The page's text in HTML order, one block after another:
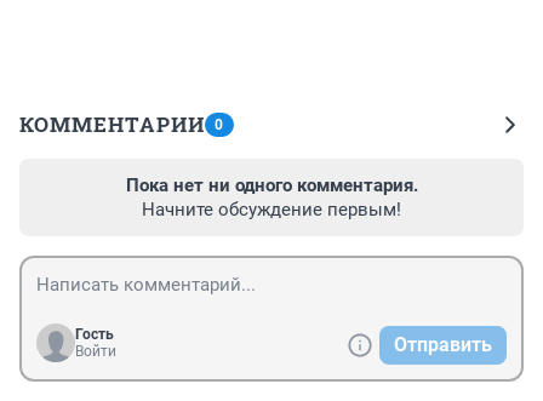
КОММЕНТАРИИ 0
Пока нет ни одного комментария.
Начните обсуждение первым!
Гость
Войти
Отправить